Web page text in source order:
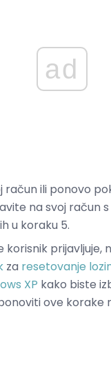
ad
račun ili ponovo
na svoj račun
u koraku 5.
korisnik prijavljuje,
za resetovanje
XP kako biste
ove korake